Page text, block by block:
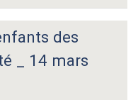
des
_ 14 mars